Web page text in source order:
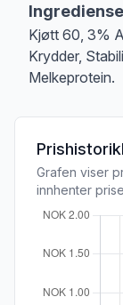
Kjøtt 60, 3%
Krydder,
Melkeprotein.
Grafen viser
innhenter